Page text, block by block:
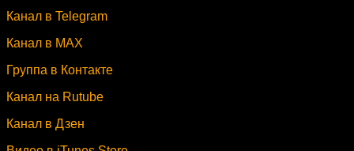
Канал в Telegram
Канал в MAX
Группа в Контакте
Канал на Rutube
Канал в Дзен